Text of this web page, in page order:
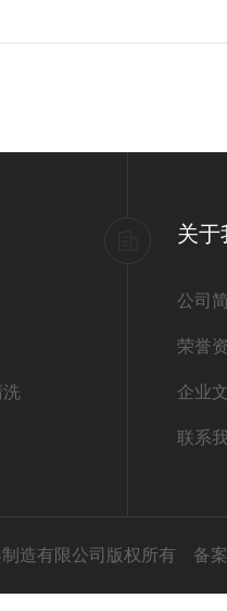
洗
关于
公司
荣誉
企业
联系
造有限公司版权所有 备